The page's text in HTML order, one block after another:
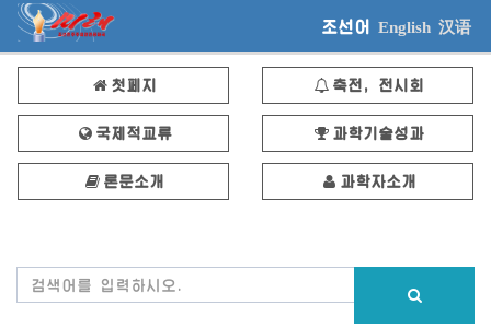
조선어 English 汉语
첫페지 축전, 전시회
국제적교류 과학기술성과
론문소개 과학자소개